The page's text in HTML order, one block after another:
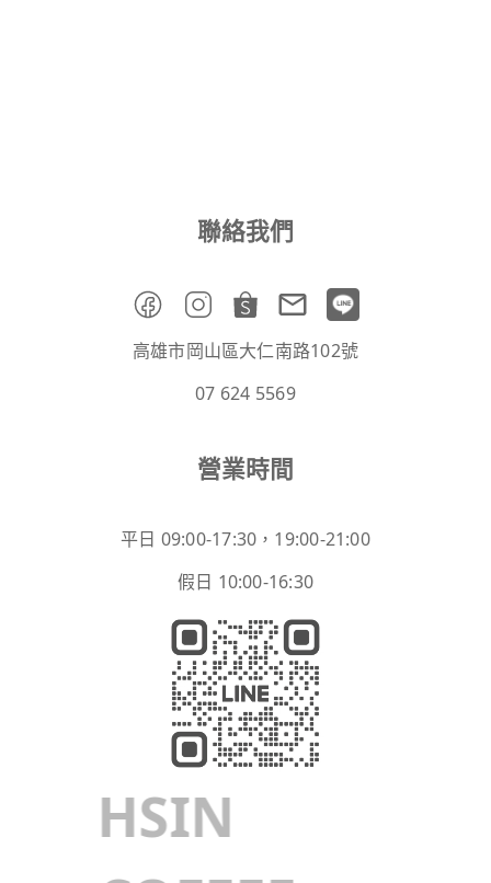
聯絡我們
高雄市岡山區大仁南路102號
07 624 5569
營業時間
平日 09:00-17:30，19:00-21:00
假日 10:00-16:30
HSIN